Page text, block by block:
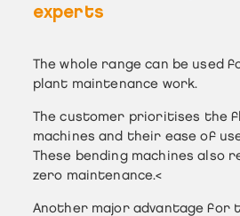
experts
The whole range can be used
plant maintenance work.
The customer prioritises the
machines and their ease of
These bending machines also
zero maintenance.<
Another major advantage for